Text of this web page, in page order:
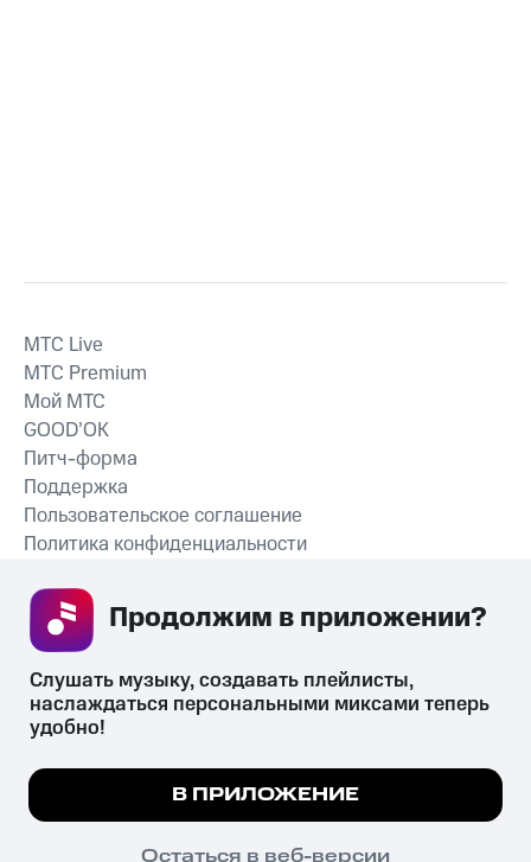
СКАЧАТЬ ПРИЛОЖЕНИЕ
MTС Live
MTС Premium
Мой МТС
GOOD’OK
Питч-форма
Поддержка
Пользовательское соглашение
Политика конфиденциальности
психотропных веществ, их аналогов причиняет вред здоровью,
их незаконный оборот запрещён и влечёт установленную
законодательством ответственность.
© 2026 ООО «КИОН».
Мы используем куки, чтобы на сайте все
Подробнее
ПОНЯТНО
Слушать музыку, создавать плейлисты,
наслаждаться персональными миксами теперь
удобно!
В ПРИЛОЖЕНИЕ
Остаться в веб-версии